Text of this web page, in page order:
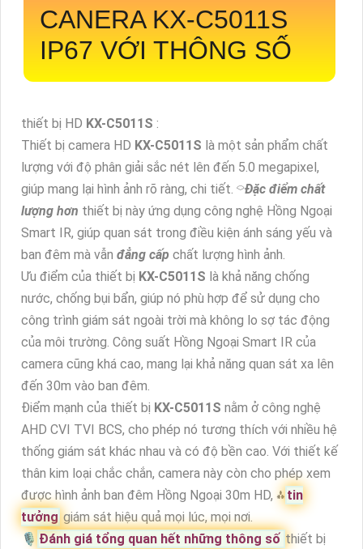
CANERA KX-C5011S
IP67 VỚI THÔNG SỐ
thiết bị HD KX-C5011S :
Thiết bị camera HD KX-C5011S là một sản phẩm chất
lượng với độ phân giải sắc nét lên đến 5.0 megapixel,
giúp mang lại hình ảnh rõ ràng, chi tiết. ⌔Đặc điểm chất
lượng hơn thiết bị này ứng dụng công nghệ Hồng Ngoại
Smart IR, giúp quan sát trong điều kiện ánh sáng yếu và
ban đêm mà vẫn đẳng cấp chất lượng hình ảnh.
Ưu điểm của thiết bị KX-C5011S là khả năng chống
nước, chống bụi bẩn, giúp nó phù hợp để sử dụng cho
công trình giám sát ngoài trời mà không lo sợ tác động
của môi trường. Công suất Hồng Ngoại Smart IR của
camera cũng khá cao, mang lại khả năng quan sát xa lên
đến 30m vào ban đêm.
Điểm mạnh của thiết bị KX-C5011S nằm ở công nghệ
AHD CVI TVI BCS, cho phép nó tương thích với nhiều hệ
thống giám sát khác nhau và có độ bền cao. Với thiết kế
thân kim loại chắc chắn, camera này còn cho phép xem
được hình ảnh ban đêm Hồng Ngoại 30m HD, ⁂ tin
tưởnggiám sát hiệu quả mọi lúc, mọi nơi.
🎙 Đánh giá tổng quan hết những thông số thiết bị